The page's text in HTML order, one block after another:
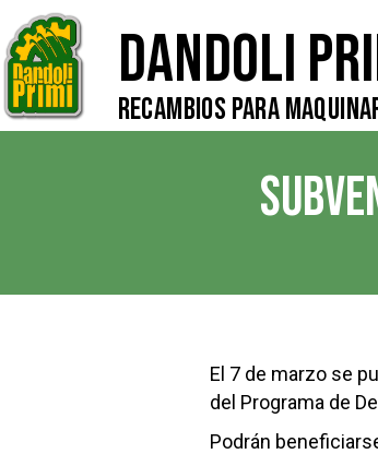
Dandoli
Recambios para
El 7 de marzo se
del Programa de
Podrán